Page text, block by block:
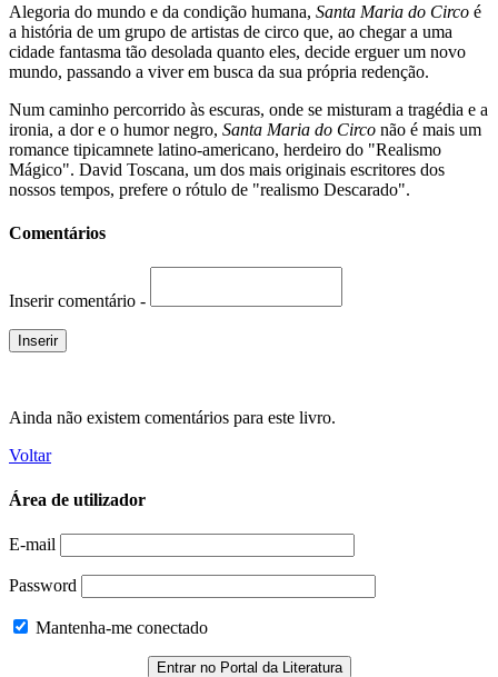
Alegoria do mundo e da condição humana, Santa Maria do Circo é
a história de um grupo de artistas de circo que, ao chegar a uma
cidade fantasma tão desolada quanto eles, decide erguer um novo
mundo, passando a viver em busca da sua própria redenção.
Num caminho percorrido às escuras, onde se misturam a tragédia e a
ironia, a dor e o humor negro, Santa Maria do Circo não é mais um
romance tipicamnete latino-americano, herdeiro do "Realismo
Mágico". David Toscana, um dos mais originais escritores dos
nossos tempos, prefere o rótulo de "realismo Descarado".
Comentários
Inserir comentário -
Ainda não existem comentários para este livro.
Voltar
Área de utilizador
E-mail
Password
Mantenha-me conectado